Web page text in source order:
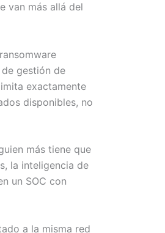
van más allá del
gestión de
exactamente
disponibles, no
más tiene que
la inteligencia de
un SOC con
a la misma red